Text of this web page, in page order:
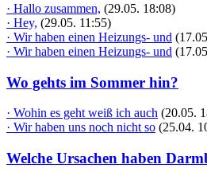
· Hallo zusammen, (29.05. 18:08)
· Hey, (29.05. 11:55)
· Wir haben einen Heizungs- und
· Wir haben einen Heizungs- und
Wo gehts im Sommer hin?
· Wohin es geht weiß ich auch (20.05.
· Wir haben uns noch nicht so (25.04.
Welche Ursachen haben